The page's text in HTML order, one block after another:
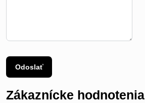
Odoslať
Zákaznícke hodnotenia